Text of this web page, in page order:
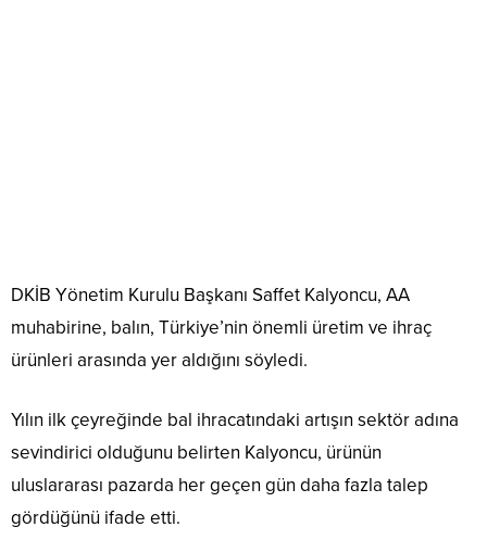
DKİB Yönetim Kurulu Başkanı Saffet Kalyoncu, AA
muhabirine, balın, Türkiye’nin önemli üretim ve ihraç
ürünleri arasında yer aldığını söyledi.
Yılın ilk çeyreğinde bal ihracatındaki artışın sektör adına
sevindirici olduğunu belirten Kalyoncu, ürünün
uluslararası pazarda her geçen gün daha fazla talep
gördüğünü ifade etti.